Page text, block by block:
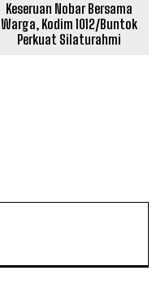
Keseruan Nobar Bersama
Warga, Kodim 1012/Buntok
Perkuat Silaturahmi